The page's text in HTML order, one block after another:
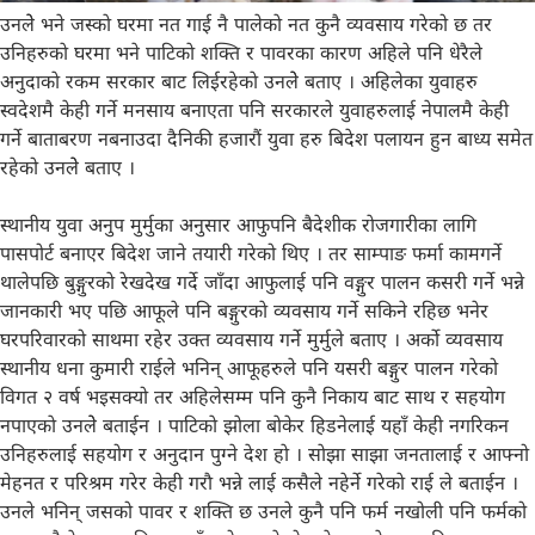
उनलेे भने जस्काे घरमा नत गाई नै पालेकाे नत कुनै व्यवसाय गरेको छ तर
उनिहरुकाे घरमा भने पाटिकाे शक्ति र पावरका कारण अहिले पनि धेरैले
अनुदाकाे रकम सरकार बाट लिईरहेकाे उनलेे बताए । अहिलेका युवाहरु
स्वदेशमै केही गर्ने मनसाय बनाएता पनि सरकारले युवाहरुलाई नेपालमै केही
गर्ने बाताबरण नबनाउदा दैनिकी हजारौं युवा हरु बिदेश पलायन हुन बाध्य समेत
रहेको उनलेे बताए ।
स्थानीय युवा अनुप मुर्मुका अनुसार आफुपनि बैदेशीक राेजगारीका लागि
पासपोर्ट बनाएर बिदेश जाने तयारी गरेको थिए । तर साम्पाङ फर्मा कामगर्ने
थालेपछि बुङ्गुरकाे रेखदेख गर्दे जाँदा आफुलाई पनि वङ्गुर पालन कसरी गर्ने भन्ने
जानकारी भए पछि आफूले पनि बङ्गुरकाे व्यवसाय गर्ने सकिने रहिछ भनेर
घरपरिवारको साथमा रहेर उक्त व्यवसाय गर्ने मुर्मुले बताए । अर्को व्यवसाय
स्थानीय धना कुमारी राईले भनिन् आफूहरुले पनि यसरी बङ्गुर पालन गरेको
विगत २ वर्ष भइसक्यो तर अहिलेसम्म पनि कुनै निकाय बाट साथ र सहयोग
नपाएकाे उनलेे बताईन । पाटिकाे झाेला बाेकेर हिडनेलाई यहाँ केही नगरिकन
उनिहरुलाई सहयोग र अनुदान पुग्ने देश हाे । साेझा साझा जनतालाई र आफ्नो
मेहनत र परिश्रम गरेर केही गराै भन्ने लाई कसैले नहेर्ने गरेकाे राई ले बताईन ।
उनले भनिन् जसको पावर र शक्ति छ उनले कुनै पनि फर्म नखोली पनि फर्मको